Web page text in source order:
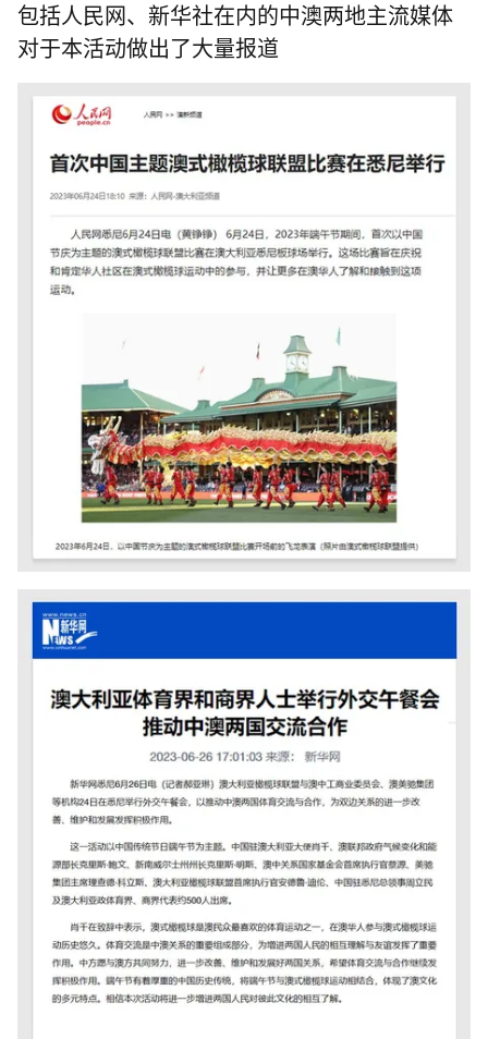
包括人民网、新华社在内的中澳两地主流媒体
对于本活动做出了大量报道